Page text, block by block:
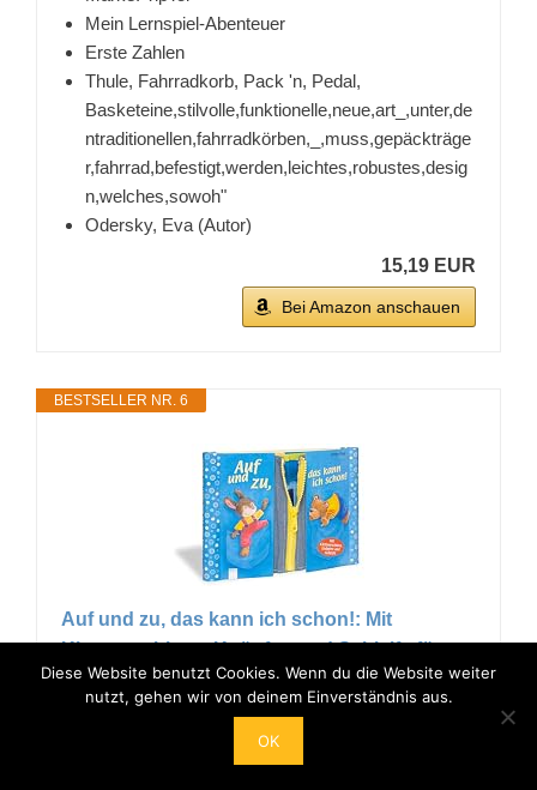
Mein Lernspiel-Abenteuer
Erste Zahlen
Thule, Fahrradkorb, Pack 'n, Pedal,
Basketeine,stilvolle,funktionelle,neue,art_,unter,de
ntraditionellen,fahrradkörben,_,muss,gepäckträge
r,fahrrad,befestigt,werden,leichtes,robustes,desig
n,welches,sowoh"
Odersky, Eva (Autor)
15,19 EUR
Bei Amazon anschauen
BESTSELLER NR. 6
Auf und zu, das kann ich schon!: Mit
Klettverschluss, Knöpfen und Schleife für
Kinder ab 3 Jahren. Ideales Geschenk, um die
Motorik zu fördern
Diese Website benutzt Cookies. Wenn du die Website weiter
nutzt, gehen wir von deinem Einverständnis aus.
OK